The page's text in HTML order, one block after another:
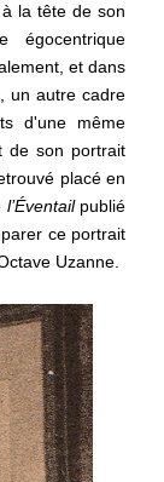
la tête de son
égocentrique
et dans
un autre cadre
d'une même
de son portrait
placé en
l’Éventailpublié
ce portrait
Uzanne.